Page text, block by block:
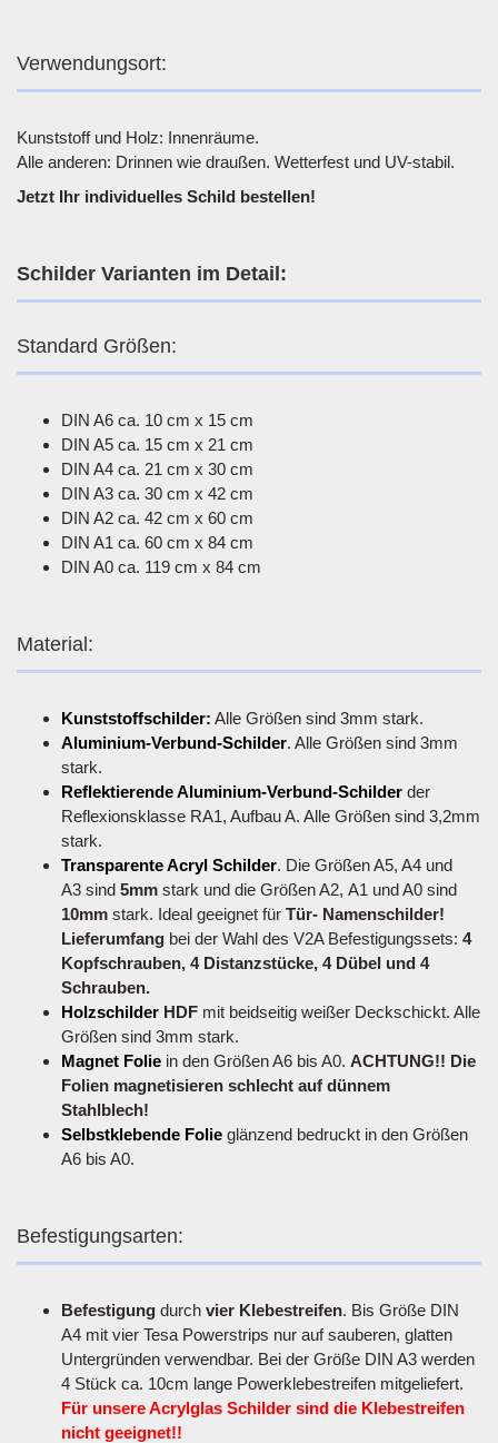
Verwendungsort:
Kunststoff und Holz: Innenräume.
Alle anderen: Drinnen wie draußen. Wetterfest und UV-stabil.
Jetzt Ihr individuelles Schild bestellen!
Schilder Varianten im Detail:
Standard Größen:
DIN A6 ca. 10 cm x 15 cm
DIN A5 ca. 15 cm x 21 cm
DIN A4 ca. 21 cm x 30 cm
DIN A3 ca. 30 cm x 42 cm
DIN A2 ca. 42 cm x 60 cm
DIN A1 ca. 60 cm x 84 cm
DIN A0 ca. 119 cm x 84 cm
Material:
Kunststoffschilder: Alle Größen sind 3mm stark.
Aluminium-Verbund-Schilder. Alle Größen sind 3mm
stark.
Reflektierende Aluminium-Verbund-Schilder der
Reflexionsklasse RA1, Aufbau A. Alle Größen sind 3,2mm
stark.
Transparente Acryl Schilder. Die Größen A5, A4 und
A3 sind 5mm stark und die Größen A2, A1 und A0 sind
10mm stark. Ideal geeignet für Tür- Namenschilder!
Lieferumfang bei der Wahl des V2A Befestigungssets: 4
Kopfschrauben, 4 Distanzstücke, 4 Dübel und 4
Schrauben.
Holzschilder HDF mit beidseitig weißer Deckschickt. Alle
Größen sind 3mm stark.
Magnet Folie in den Größen A6 bis A0. ACHTUNG!! Die
Folien magnetisieren schlecht auf dünnem
Stahlblech!
Selbstklebende Folie glänzend bedruckt in den Größen
A6 bis A0.
Befestigungsarten:
Befestigung durch vier Klebestreifen. Bis Größe DIN
A4 mit vier Tesa Powerstrips nur auf sauberen, glatten
Untergründen verwendbar. Bei der Größe DIN A3 werden
4 Stück ca. 10cm lange Powerklebestreifen mitgeliefert.
Für unsere Acrylglas Schilder sind die Klebestreifen
nicht geeignet!!